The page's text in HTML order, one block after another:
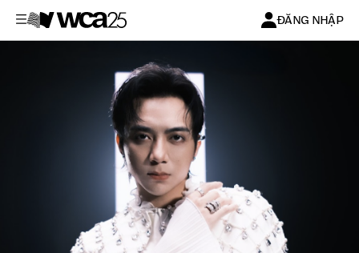
ĐĂNG NHẬP